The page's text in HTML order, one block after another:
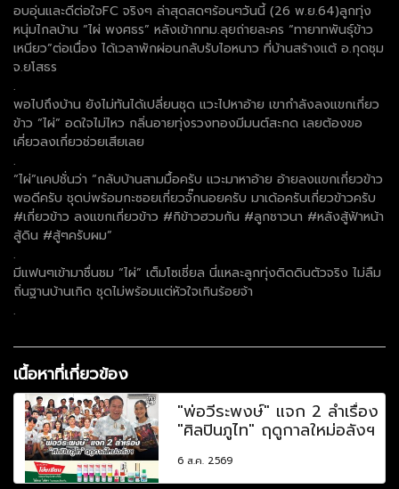
อบอุ่นและดีต่อใจFC จริงๆ ล่าสุดสดๆร้อนๆวันนี้ (26 พ.ย.64)ลูกทุ่ง
หนุ่มไกลบ้าน “ไผ่ พงศธร” หลังเข้ากทม.ลุยถ่ายละคร “ทายาทพันธุ์ข้าว
เหนียว”ต่อเนื่อง ได้เวลาพักผ่อนกลับรับไอหนาว ที่บ้านสร้างแต้ อ.กุดชุม
จ.ยโสธร
.
พอไปถึงบ้าน ยังไม่ทันได้เปลี่ยนชุด แวะไปหาอ้าย เขากำลังลงแขกเกี่ยว
ข้าว “ไผ่” อดใจไม่ไหว กลิ่นอายทุ่งรวงทองมีมนต์สะกด เลยต้องขอ
เคี่ยวลงเกี่ยวช่วยเสียเลย
.
“ไผ่”แคปชั่นว่า “กลับบ้านสามมื้อครับ แวะมาหาอ้าย อ้ายลงแขกเกี่ยวข้าว
พอดีครับ ชุดบ่พร้อมกะซอยเกี่ยวจั๊กนอยครับ มาเด้อครับเกี่ยวข้าวครับ
#เกี่ยวข้าว ลงแขกเกี่ยวข้าว #กิข้าวฮวมกัน #ลูกชาวนา #หลังสู้ฟ้าหน้า
สู้ดิน #สู้ๆครับผม”
.
มีแฟนๆเข้ามาชื่นชม “ไผ่” เต็มโซเชี่ยล นี่แหละลูกทุ่งติดดินตัวจริง ไม่ลืม
ถิ่นฐานบ้านเกิด ชุดไม่พร้อมแต่หัวใจเกินร้อยจ้า
.
เนื้อหาที่เกี่ยวข้อง
"พ่อวีระพงษ์" แจก 2 ลำเรื่อง
"ศิลปินภูไท" ฤดูกาลใหม่อลังฯ
6 ส.ค. 2569